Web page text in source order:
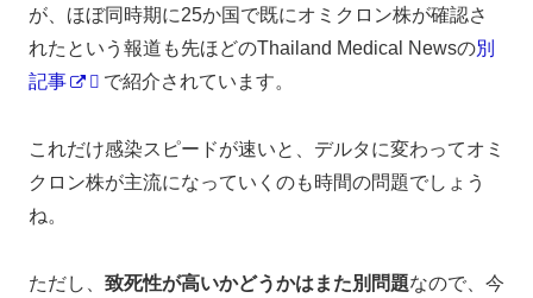
が、ほぼ同時期に25か国で既にオミクロン株が確認さ
れたという報道も先ほどのThailand Medical Newsの別
記事
で紹介されています。
これだけ感染スピードが速いと、デルタに変わってオミ
クロン株が主流になっていくのも時間の問題でしょう
ね。
ただし、 致死性が高いかどうかはまた別問題なので、今